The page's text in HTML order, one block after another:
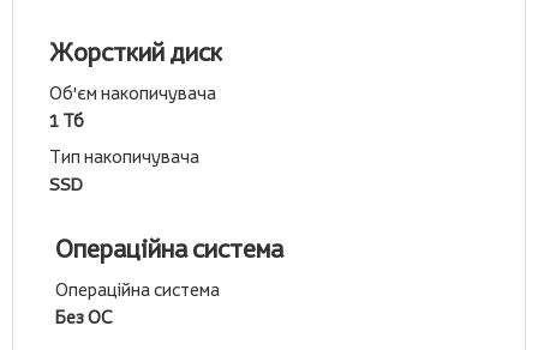
Жорсткий диск
Об'єм накопичувача
1 Тб
Тип накопичувача
SSD
Операційна система
Операційна система
Без ОС